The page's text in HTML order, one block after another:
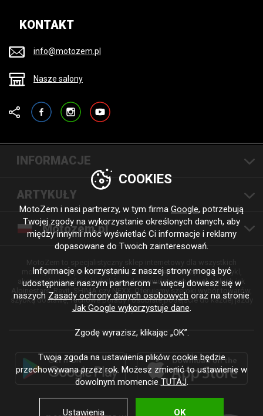
KONTAKT
info@motozem.pl
Nasze salony
FacebookInstagramYouTube
INFORMACJE
ARTYKUŁY
Motozem.pl
motocyklistów poszukujących jakościowej odzieży na motocykl,
akcesoriów, części i dodatków od sprawdzonych marek, takich jak
Alpinestars, Revit, SHIMA czy NEXX. Oferujemy szeroki wybór towarów,
szybką dostawę, fachowe porady i osobiste podejście do każdej jazdy
i stylu.
COOKIES
MotoZem i nasi partnerzy, w tym firma Google, potrzebują
Twojej zgody na wykorzystanie określonych danych, aby
między innymi móc wyświetlać Ci informacje i reklamy
dopasowane do Twoich zainteresowań.
Informacje o korzystaniu z naszej strony mogą być
udostępniane naszym partnerom – więcej dowiesz się w
naszych Zasady ochrony danych osobowych oraz na stronie
Jak Google wykorzystuje dane.
Zgodę wyrazisz, klikając „OK”.
Twoja zgoda na ustawienia plików cookie będzie
przechowywana przez rok. Możesz zmienić to ustawienie w
dowolnym momencie TUTAJ.
Ustawienia OK